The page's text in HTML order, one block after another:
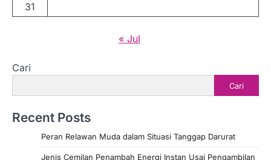
31
« Jul
Cari
Cari
Recent Posts
Peran Relawan Muda dalam Situasi Tanggap Darurat
Jenis Cemilan Penambah Energi Instan Usai Pengambilan